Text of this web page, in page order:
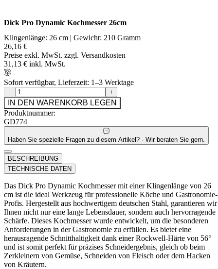
Dick Pro Dynamic Kochmesser 26cm
Klingenlänge: 26 cm | Gewicht: 210 Gramm
26,16 €
Preise exkl. MwSt. zzgl. Versandkosten
31,13 € inkl. MwSt.
Sofort verfügbar, Lieferzeit: 1–3 Werktage
− +
IN DEN WARENKORB LEGEN
Produktnummer:
GD774
Haben Sie spezielle Fragen zu diesem Artikel? - Wir beraten Sie gern.
BESCHREIBUNG
TECHNISCHE DATEN
Das Dick Pro Dynamic Kochmesser mit einer Klingenlänge von 26
cm ist die ideal Werkzeug für professionelle Köche und Gastronomie-
Profis. Hergestellt aus hochwertigem deutschen Stahl, garantieren wir
Ihnen nicht nur eine lange Lebensdauer, sondern auch hervorragende
Schärfe. Dieses Kochmesser wurde entwickelt, um die besonderen
Anforderungen in der Gastronomie zu erfüllen. Es bietet eine
herausragende Schnitthaltigkeit dank einer Rockwell-Härte von 56°
und ist somit perfekt für präzises Schneidergebnis, gleich ob beim
Zerkleinern von Gemüse, Schneiden von Fleisch oder dem Hacken
von Kräutern.